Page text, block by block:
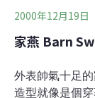
2000年12月19日
家燕 Barn
外表帥氣十足
造型就像是個